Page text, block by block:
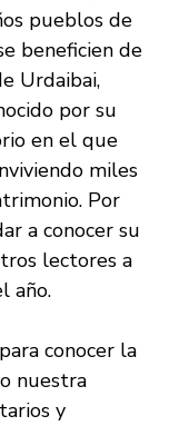
pueblos de
beneficien de
Urdaibai,
por su
en el que
miles
Por
a conocer su
lectores a
año.
conocer la
nuestra
y